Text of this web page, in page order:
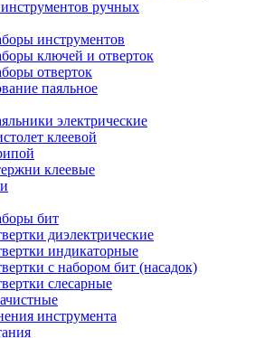
ручных
инструментов
ключей и отверток
отверток
паяльное
электрические
клеевой
клеевые
бит
диэлектрические
индикаторные
с набором бит (насадок)
слесарные
инструмента